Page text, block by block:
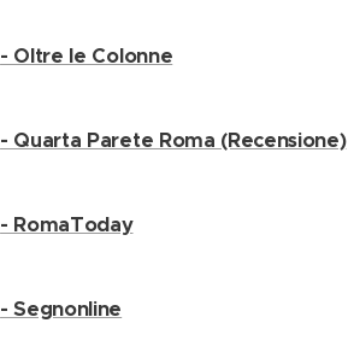
- Oltre le Colonne
- Quarta Parete Roma (Recensione)
- RomaToday
- Segnonline